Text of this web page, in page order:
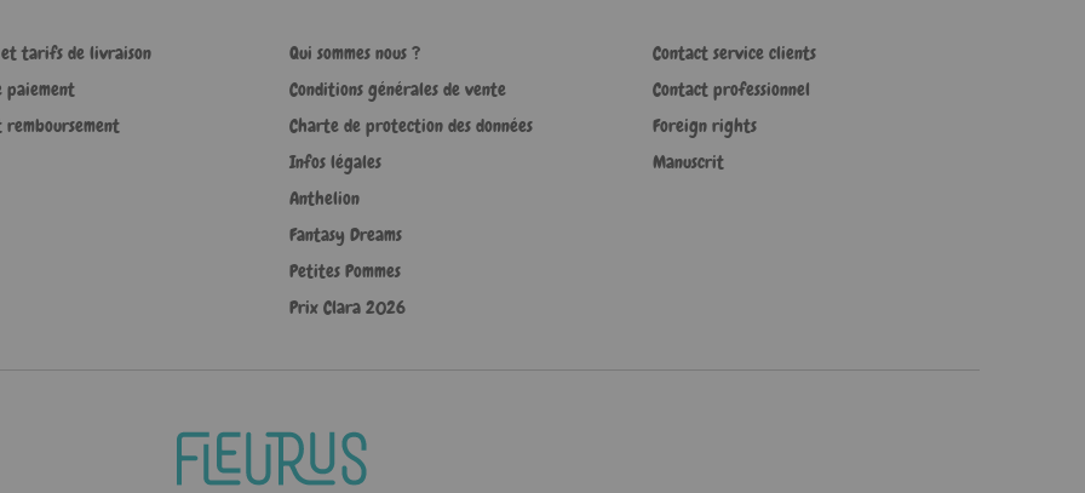
et tarifs de livraison
paiement
remboursement
Qui sommes nous ?
Conditions générales de vente
Charte de protection des données
Infos légales
Anthelion
Fantasy Dreams
Petites Pommes
Prix Clara 2026
Contact service clients
Contact professionnel
Foreign rights
Manuscrit